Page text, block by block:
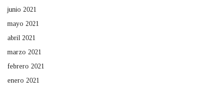
junio 2021
mayo 2021
abril 2021
marzo 2021
febrero 2021
enero 2021